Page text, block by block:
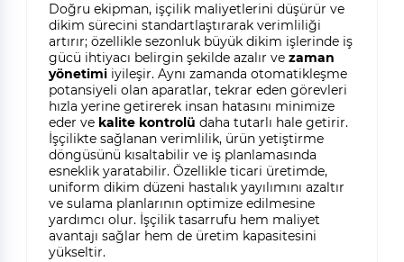
Doğru ekipman, işçilik maliyetlerini düşürür ve
dikim sürecini standartlaştırarak verimliliği
artırır; özellikle sezonluk büyük dikim işlerinde iş
gücü ihtiyacı belirgin şekilde azalır ve zaman
yönetimiiyileşir. Aynı zamanda otomatikleşme
potansiyeli olan aparatlar, tekrar eden görevleri
hızla yerine getirerek insan hatasını minimize
eder ve kalite kontrolü daha tutarlı hale getirir.
İşçilikte sağlanan verimlilik, ürün yetiştirme
döngüsünü kısaltabilir ve iş planlamasında
esneklik yaratabilir. Özellikle ticari üretimde,
uniform dikim düzeni hastalık yayılımını azaltır
ve sulama planlarının optimize edilmesine
yardımcı olur. İşçilik tasarrufu hem maliyet
avantajı sağlar hem de üretim kapasitesini
yükseltir.